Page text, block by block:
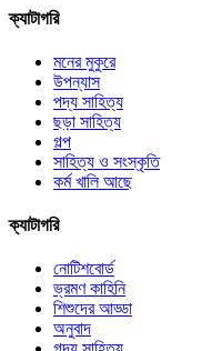
ক্যাটাগরি
মনের মুকুরে
উপন্যাস
পদ্য সাহিত্য
ছড়া সাহিত্য
গল্প
সাহিত্য ও সংস্কৃতি
কর্ম খালি আছে
ক্যাটাগরি
নোটিশবোর্ড
ভ্রমণ কাহিনি
শিশুদের আড্ডা
অনুবাদ